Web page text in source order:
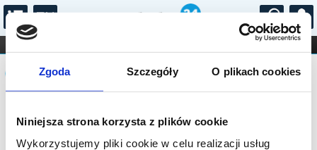
Zgoda Szczegóły O plikach cookies
Niniejsza strona korzysta z plików cookie
Wykorzystujemy pliki cookie w celu realizacji usług
...
FILHARMONIA OPERA I BALET
STAND-UP
DLA DZIECI
Komunikat
Sprzedaż biletów on-line na wydarzenie
została zakończona.